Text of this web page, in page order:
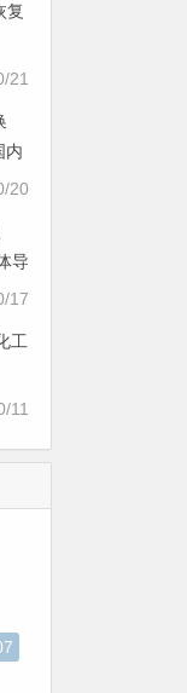
复
21
内
20
导
17
工
11